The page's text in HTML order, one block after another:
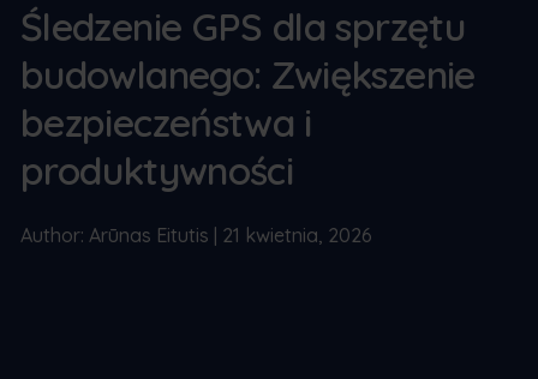
Śledzenie GPS dla sprzętu
budowlanego: Zwiększenie
bezpieczeństwa i
produktywności
Author: Arūnas Eitutis | 21 kwietnia, 2026